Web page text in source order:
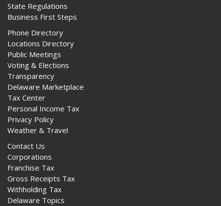
State Regulations
Business First Steps
Phone Directory
Locations Directory
Public Meetings
Voting & Elections
Transparency
Delaware Marketplace
Tax Center
Personal Income Tax
Privacy Policy
Weather & Travel
Contact Us
Corporations
Franchise Tax
Gross Receipts Tax
Withholding Tax
Delaware Topics